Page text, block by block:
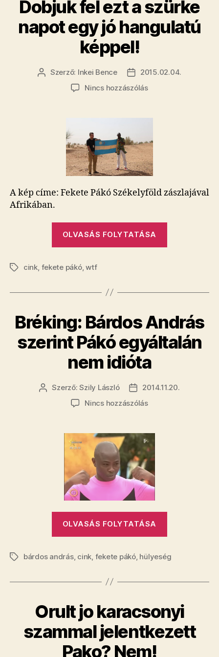
téged!”
Dobjuk fel ezt a szürke
napot egy jó hangulatú
képpel!
Bejegyzés
Szerző: Inkei Bence
Bejegyzés
dátuma
2015.02.04.
Nincs hozzászólása(z)
ezt
szürke
napot
egy
jó
képpel!
A kép címe: Fekete Pákó Székelyföld zászlajával
Afrikában.
OLVASÁS FOLYTATÁSA
napot
jó
hangulatú
képpel!”
Címkék
cink fekete pákó,wtf
​Bréking: Bárdos András
szerint Pákó egyáltalán
nem idióta
Bejegyzés
szerzője
Szerző:Szily László
Bejegyzés
dátuma
2014.11.20.
Nincs hozzászólása(z)
Bárdos
András
szerint
egyáltalán
nem
idióta
bejegyzéshez
OLVASÁS FOLYTATÁSA
András
Pákó
nem
idióta”
Címkékbárdos andrás, cink fekete pákó, hülyeség
​Orult jo karacsonyi
szammal jelentkezett
Pako? Nem!